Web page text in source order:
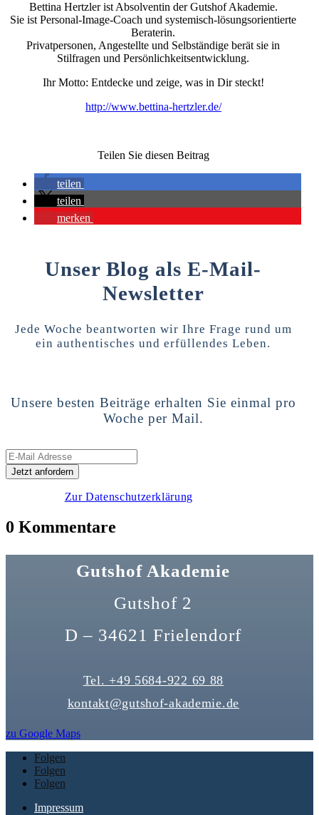
Bettina Hertzler ist Absolventin der Gutshof Akademie.
Sie ist Personal-Image-Coach und systemisch-lösungsorientierte
Beraterin.
Privatpersonen, Angestellte und Selbständige berät sie in
Stilfragen und Persönlichkeitsentwicklung.
Ihr Motto: Entdecke und zeige, was in Dir steckt!
http://www.bettina-hertzler.de/
Teilen Sie diesen Beitrag
teilen
teilen
merken
Unser Blog als E-Mail-
Newsletter
Jede Woche beantworten wir Ihre Frage rund um
ein authentisches und erfüllendes Leben.
Unsere besten Beiträge erhalten Sie einmal pro
Woche per Mail.
Zur Datenschutzerklärung
0 Kommentare
Gutshof Akademie
Gutshof 2
D – 34621 Frielendorf
Tel. +49 5684-922 69 88
kontakt@gutshof-akademie.de
zu Google Maps
Folgen
Folgen
Folgen
Impressum